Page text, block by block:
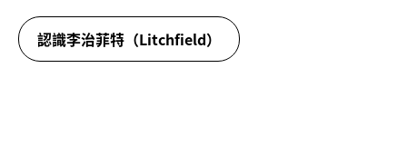
認識李治菲特（Litchfield）